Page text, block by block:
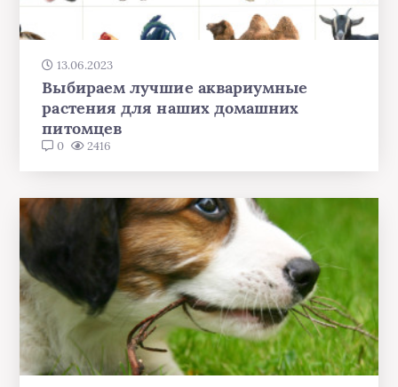
13.06.2023
Выбираем лучшие аквариумные
растения для наших домашних
питомцев
0 2416